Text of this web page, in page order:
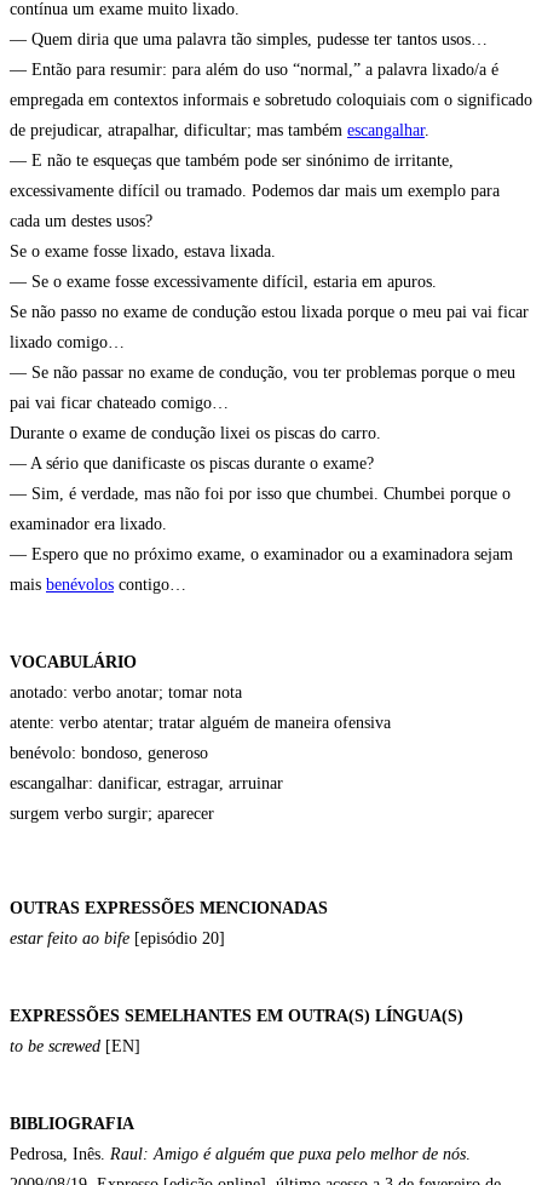
contínua um exame muito lixado.
— Quem diria que uma palavra tão simples, pudesse ter tantos usos…
— Então para resumir: para além do uso “normal,” a palavra lixado/a é
empregada em contextos informais e sobretudo coloquiais com o significado
de prejudicar, atrapalhar, dificultar; mas também escangalhar.
— E não te esqueças que também pode ser sinónimo de irritante,
excessivamente difícil ou tramado. Podemos dar mais um exemplo para
cada um destes usos?
Se o exame fosse lixado, estava lixada.
— Se o exame fosse excessivamente difícil, estaria em apuros.
Se não passo no exame de condução estou lixada porque o meu pai vai ficar
lixado comigo…
— Se não passar no exame de condução, vou ter problemas porque o meu
pai vai ficar chateado comigo…
Durante o exame de condução lixei os piscas do carro.
— A sério que danificaste os piscas durante o exame?
— Sim, é verdade, mas não foi por isso que chumbei. Chumbei porque o
examinador era lixado.
— Espero que no próximo exame, o examinador ou a examinadora sejam
mais benévolos contigo…
VOCABULÁRIO
anotado: verbo anotar; tomar nota
atente: verbo atentar; tratar alguém de maneira ofensiva
benévolo: bondoso, generoso
escangalhar: danificar, estragar, arruinar
surgem verbo surgir; aparecer
OUTRAS EXPRESSÕES MENCIONADAS
estar feito ao bife [episódio 20]
EXPRESSÕES SEMELHANTES EM OUTRA(S) LÍNGUA(S)
to be screwed [EN]
BIBLIOGRAFIA
Pedrosa, Inês. Raul: Amigo é alguém que puxa pelo melhor de nós.